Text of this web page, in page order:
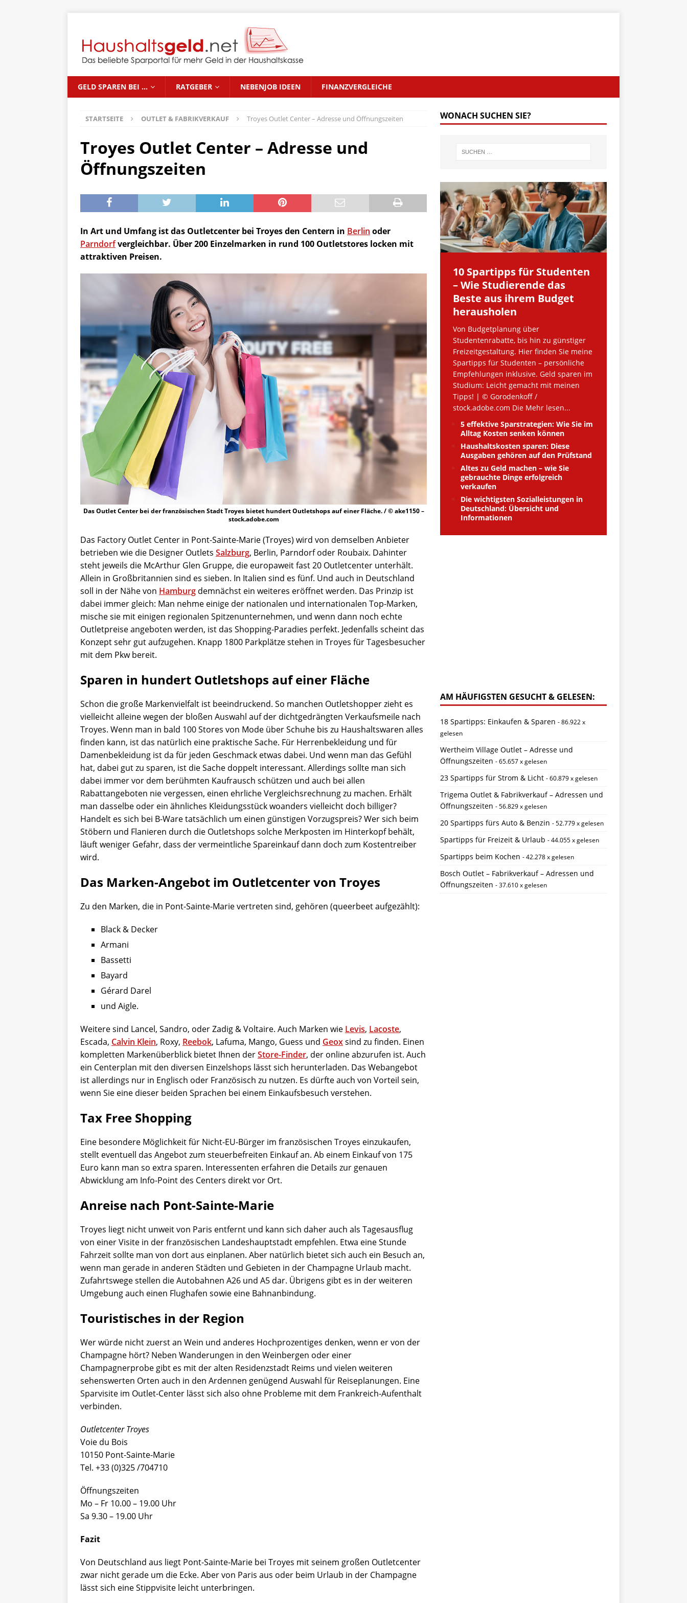
GELD SPAREN BEI … RATGEBER NEBENJOB IDEEN FINANZVERGLEICHE
STARTSEITE OUTLET & FABRIKVERKAUF Troyes Outlet Center – Adresse und Öffnungszeiten
Troyes Outlet Center – Adresse und
Öffnungszeiten
In Art und Umfang ist das Outletcenter bei Troyes den Centern in Berlin oder
Parndorfvergleichbar. Über 200 Einzelmarken in rund 100 Outletstores locken mit
attraktiven Preisen.
Das Outlet Center bei der französischen Stadt Troyes bietet hundert Outletshops auf einer Fläche. / © ake1150 –
stock.adobe.com
Das Factory Outlet Center in Pont-Sainte-Marie (Troyes) wird von demselben Anbieter
betrieben wie die Designer Outlets Salzburg, Berlin, Parndorf oder Roubaix. Dahinter
steht jeweils die McArthur Glen Gruppe, die europaweit fast 20 Outletcenter unterhält.
Allein in Großbritannien sind es sieben. In Italien sind es fünf. Und auch in Deutschland
soll in der Nähe von Hamburg demnächst ein weiteres eröffnet werden. Das Prinzip ist
dabei immer gleich: Man nehme einige der nationalen und internationalen Top-Marken,
mische sie mit einigen regionalen Spitzenunternehmen, und wenn dann noch echte
Outletpreise angeboten werden, ist das Shopping-Paradies perfekt. Jedenfalls scheint das
Konzept sehr gut aufzugehen. Knapp 1800 Parkplätze stehen in Troyes für Tagesbesucher
mit dem Pkw bereit.
Sparen in hundert Outletshops auf einer Fläche
Schon die große Markenvielfalt ist beeindruckend. So manchen Outletshopper zieht es
vielleicht alleine wegen der bloßen Auswahl auf der dichtgedrängten Verkaufsmeile nach
Troyes. Wenn man in bald 100 Stores von Mode über Schuhe bis zu Haushaltswaren alles
finden kann, ist das natürlich eine praktische Sache. Für Herrenbekleidung und für
Damenbekleidung ist da für jeden Geschmack etwas dabei. Und wenn man das Gefühl
hat, dabei gut zu sparen, ist die Sache doppelt interessant. Allerdings sollte man sich
dabei immer vor dem berühmten Kaufrausch schützen und auch bei allen
Rabattangeboten nie vergessen, einen ehrliche Vergleichsrechnung zu machen. Erhält
man dasselbe oder ein ähnliches Kleidungsstück woanders vielleicht doch billiger?
Handelt es sich bei B-Ware tatsächlich um einen günstigen Vorzugspreis? Wer sich beim
Stöbern und Flanieren durch die Outletshops solche Merkposten im Hinterkopf behält,
läuft weniger Gefahr, dass der vermeintliche Spareinkauf dann doch zum Kostentreiber
wird.
Das Marken-Angebot im Outletcenter von Troyes
Zu den Marken, die in Pont-Sainte-Marie vertreten sind, gehören (queerbeet aufgezählt):
Black & Decker
Armani
Bassetti
Bayard
Gérard Darel
und Aigle.
Weitere sind Lancel, Sandro, oder Zadig & Voltaire. Auch Marken wie Levis, Lacoste,
Escada, Calvin Klein, Roxy, Reebok, Lafuma, Mango, Guess und Geoxsind zu finden. Einen
kompletten Markenüberblick bietet Ihnen derStore-Finder, der online abzurufen ist. Auch
ein Centerplan mit den diversen Einzelshops lässt sich herunterladen. Das Webangebot
ist allerdings nur in Englisch oder Französisch zu nutzen. Es dürfte auch von Vorteil sein,
wenn Sie eine dieser beiden Sprachen bei einem Einkaufsbesuch verstehen.
Tax Free Shopping
Eine besondere Möglichkeit für Nicht-EU-Bürger im französischen Troyes einzukaufen,
stellt eventuell das Angebot zum steuerbefreiten Einkauf an. Ab einem Einkauf von 175
Euro kann man so extra sparen. Interessenten erfahren die Details zur genauen
Abwicklung am Info-Point des Centers direkt vor Ort.
Anreise nach Pont-Sainte-Marie
Troyes liegt nicht unweit von Paris entfernt und kann sich daher auch als Tagesausflug
von einer Visite in der französischen Landeshauptstadt empfehlen. Etwa eine Stunde
Fahrzeit sollte man von dort aus einplanen. Aber natürlich bietet sich auch ein Besuch an,
wenn man gerade in anderen Städten und Gebieten in der Champagne Urlaub macht.
Zufahrtswege stellen die Autobahnen A26 und A5 dar. Übrigens gibt es in der weiteren
Umgebung auch einen Flughafen sowie eine Bahnanbindung.
Touristisches in der Region
Wer würde nicht zuerst an Wein und anderes Hochprozentiges denken, wenn er von der
Champagne hört? Neben Wanderungen in den Weinbergen oder einer
Champagnerprobe gibt es mit der alten Residenzstadt Reims und vielen weiteren
sehenswerten Orten auch in den Ardennen genügend Auswahl für Reiseplanungen. Eine
Sparvisite im Outlet-Center lässt sich also ohne Probleme mit dem Frankreich-Aufenthalt
verbinden.
Outletcenter Troyes
Voie du Bois
10150 Pont-Sainte-Marie
Tel. +33 (0)325 /704710
Öffnungszeiten
Mo – Fr 10.00 – 19.00 Uhr
Sa 9.30 – 19.00 Uhr
Fazit
Von Deutschland aus liegt Pont-Sainte-Marie bei Troyes mit seinem großen Outletcenter
zwar nicht gerade um die Ecke. Aber von Paris aus oder beim Urlaub in der Champagne
lässt sich eine Stippvisite leicht unterbringen.
WONACH SUCHEN SIE?
10 Spartipps für Studenten
– Wie Studierende das
Beste aus ihrem Budget
herausholen
Von Budgetplanung über
Studentenrabatte, bis hin zu günstiger
Freizeitgestaltung. Hier finden Sie meine
Spartipps für Studenten – persönliche
Empfehlungen inklusive. Geld sparen im
Studium: Leicht gemacht mit meinen
Tipps! | © Gorodenkoff /
stock.adobe.com Die Mehr lesen...
5 effektive Sparstrategien: Wie Sie im
Alltag Kosten senken können
Haushaltskosten sparen: Diese
Ausgaben gehören auf den Prüfstand
Altes zu Geld machen – wie Sie
gebrauchte Dinge erfolgreich
verkaufen
Die wichtigsten Sozialleistungen in
Deutschland: Übersicht und
Informationen
AM HÄUFIGSTEN GESUCHT & GELESEN:
18 Spartipps: Einkaufen & Sparen - 86.922 x
gelesen
Wertheim Village Outlet – Adresse und
Öffnungszeiten - 65.657 x gelesen
23 Spartipps für Strom & Licht - 60.879 x gelesen
Trigema Outlet & Fabrikverkauf – Adressen und
Öffnungszeiten - 56.829 x gelesen
20 Spartipps fürs Auto & Benzin - 52.779 x gelesen
Spartipps für Freizeit & Urlaub - 44.055 x gelesen
Spartipps beim Kochen - 42.278 x gelesen
Bosch Outlet – Fabrikverkauf – Adressen und
Öffnungszeiten - 37.610 x gelesen